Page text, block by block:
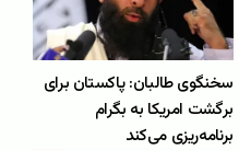
سخنگوی طالبان: پاکستان برای
برگشت امریکا به بگرام
برنامه‌ریزی می‌کند